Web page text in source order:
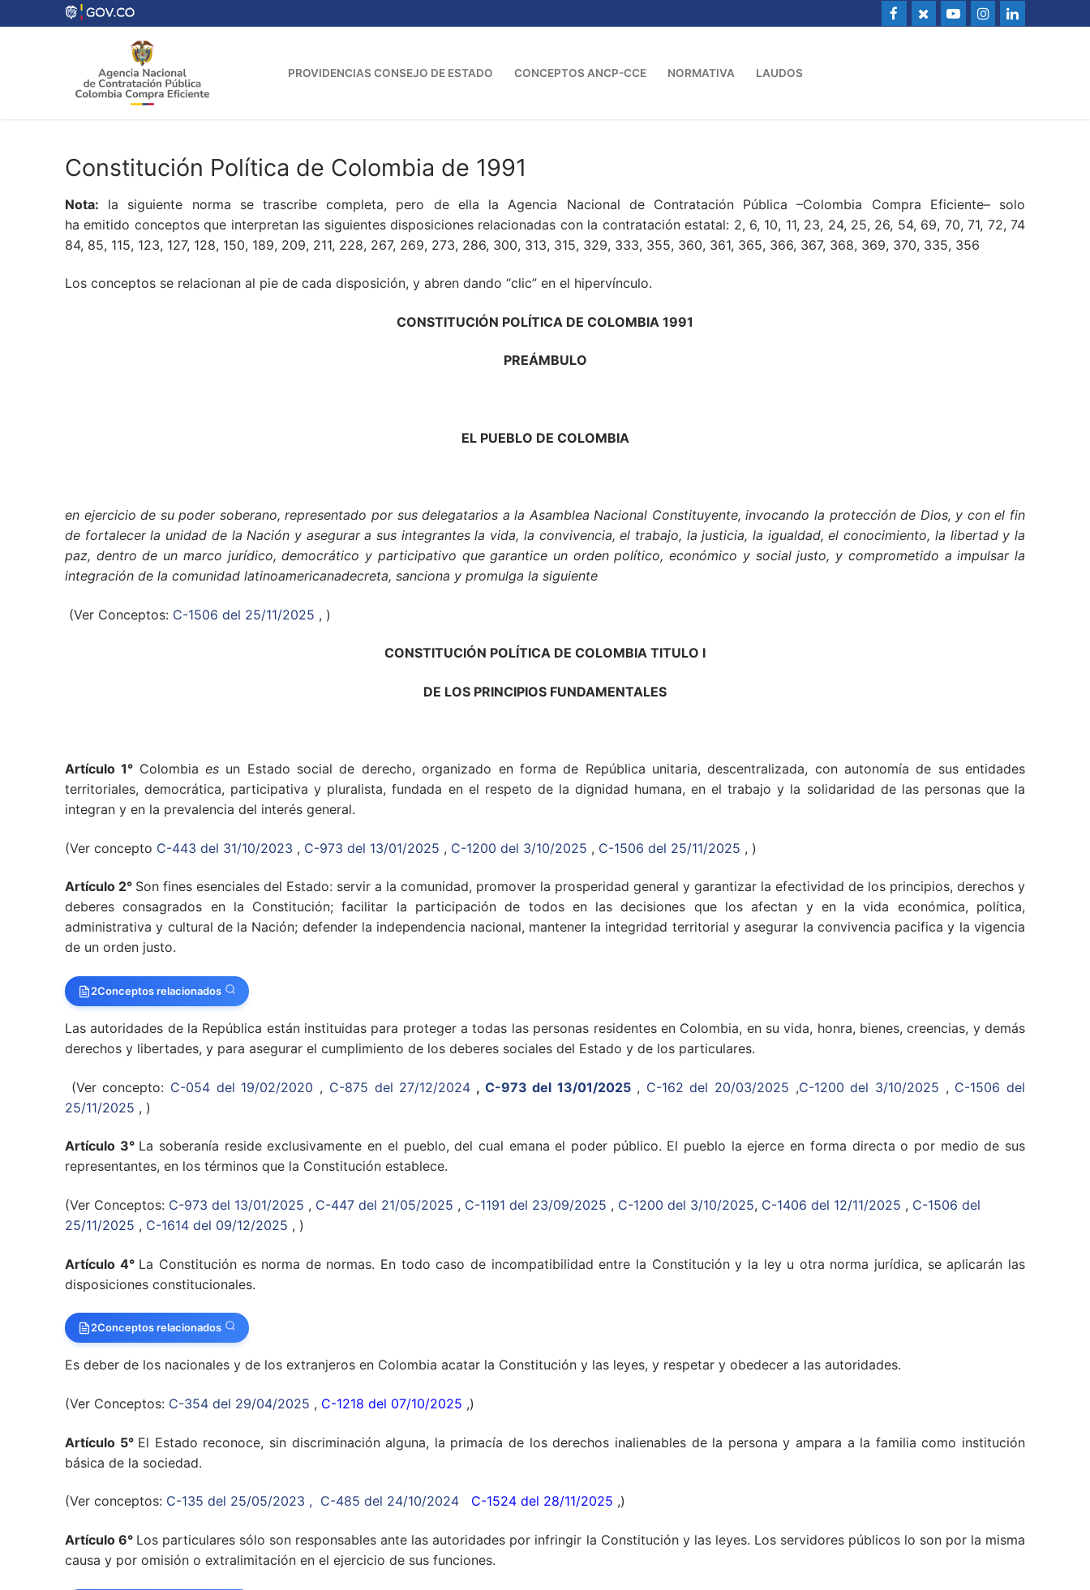
al
PROVIDENCIAS CONSEJO DE ESTADO CONCEPTOS ANCP-CCE NORMATIVA LAUDOS
Constitución Política de Colombia de 1991
Nota: la siguiente norma se trascribe completa, pero de ella la Agencia Nacional de Contratación Pública –Colombia Compra Eficiente– solo
ha emitido conceptos que interpretan las siguientes disposiciones relacionadas con la contratación estatal: 2, 6, 10, 11, 23, 24, 25, 26, 54, 69, 70, 71, 72, 74
84, 85, 115, 123, 127, 128, 150, 189, 209, 211, 228, 267, 269, 273, 286, 300, 313, 315, 329, 333, 355, 360, 361, 365, 366, 367, 368, 369, 370, 335, 356
Los conceptos se relacionan al pie de cada disposición, y abren dando “clic” en el hipervínculo.
CONSTITUCIÓN POLÍTICA DE COLOMBIA 1991
PREÁMBULO
EL PUEBLO DE COLOMBIA
en ejercicio de su poder soberano, representado por sus delegatarios a la Asamblea Nacional Constituyente, invocando la protección de Dios, y con el fin
de fortalecer la unidad de la Nación y asegurar a sus integrantes la vida, la convivencia, el trabajo, la justicia, la igualdad, el conocimiento, la libertad y la
paz, dentro de un marco jurídico, democrático y participativo que garantice un orden político, económico y social justo, y comprometido a impulsar la
integración de la comunidad latinoamericanadecreta, sanciona y promulga la siguiente
(Ver Conceptos: C-1506 del 25/11/2025 , )
CONSTITUCIÓN POLÍTICA DE COLOMBIA TITULO I
DE LOS PRINCIPIOS FUNDAMENTALES
Artículo 1° Colombiaes un Estado social de derecho, organizado en forma de República unitaria, descentralizada, con autonomía de sus entidades
territoriales, democrática, participativa y pluralista, fundada en el respeto de la dignidad humana, en el trabajo y la solidaridad de las personas que la
integran y en la prevalencia del interés general.
(Ver concepto C-443 del 31/10/2023 , C-973 del 13/01/2025 , C-1200 del 3/10/2025 , C-1506 del 25/11/2025 , )
Artículo 2° Son fines esenciales del Estado: servir a la comunidad, promover la prosperidad general y garantizar la efectividad de los principios, derechos y
deberes consagrados en la Constitución; facilitar la participación de todos en las decisiones que los afectan y en la vida económica, política,
administrativa y cultural de la Nación; defender la independencia nacional, mantener la integridad territorial y asegurar la convivencia pacifica y la vigencia
de un orden justo.
2Conceptos relacionados
Las autoridades de la República están instituidas para proteger a todas las personas residentes en Colombia, en su vida, honra, bienes, creencias, y demás
derechos y libertades, y para asegurar el cumplimiento de los deberes sociales del Estado y de los particulares.
(Ver concepto: C-054 del 19/02/2020 , C-875 del 27/12/2024 , C-973 del 13/01/2025 , C-162 del 20/03/2025 ,C-1200 del 3/10/2025 , C-1506 del
25/11/2025 , )
Artículo 3° La soberanía reside exclusivamente en el pueblo, del cual emana el poder público. El pueblo la ejerce en forma directa o por medio de sus
representantes, en los términos que la Constitución establece.
(Ver Conceptos: C-973 del 13/01/2025 , C-447 del 21/05/2025 , C-1191 del 23/09/2025 , C-1200 del 3/10/2025, C-1406 del 12/11/2025 , C-1506 del
25/11/2025 , C-1614 del 09/12/2025 , )
Artículo 4° La Constitución es norma de normas. En todo caso de incompatibilidad entre la Constitución y la ley u otra norma jurídica, se aplicarán las
disposiciones constitucionales.
2Conceptos relacionados
Es deber de los nacionales y de los extranjeros en Colombia acatar la Constitución y las leyes, y respetar y obedecer a las autoridades.
(Ver Conceptos: C-354 del 29/04/2025 , C-1218 del 07/10/2025 ,)
Artículo 5° El Estado reconoce, sin discriminación alguna, la primacía de los derechos inalienables de la persona y ampara a la familia como institución
básica de la sociedad.
(Ver conceptos: C-135 del 25/05/2023 , C-485 del 24/10/2024 C-1524 del 28/11/2025 ,)
Artículo 6° Los particulares sólo son responsables ante las autoridades por infringir la Constitución y las leyes. Los servidores públicos lo son por la misma
causa y por omisión o extralimitación en el ejercicio de sus funciones.